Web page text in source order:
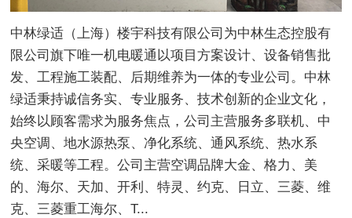
中林绿适（上海）楼宇科技有限公司为中林生态控股有
限公司旗下唯一机电暖通以项目方案设计、设备销售批
发、工程施工装配、后期维养为一体的专业公司。中林
绿适秉持诚信务实、专业服务、技术创新的企业文化，
始终以顾客需求为服务焦点，公司主营服务多联机、中
央空调、地水源热泵、净化系统、通风系统、热水系
统、采暖等工程。公司主营空调品牌大金、格力、美
的、海尔、天加、开利、特灵、约克、日立、三菱、维
克、三菱重工海尔、T...